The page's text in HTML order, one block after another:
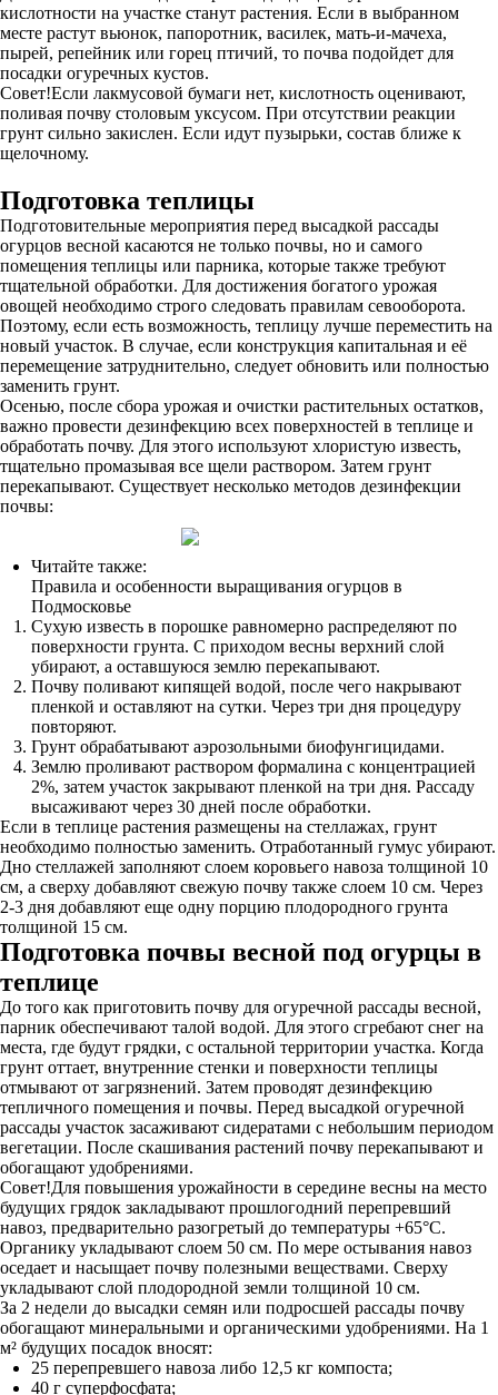
кислотности на участке станут растения. Если в выбранном
месте растут вьюнок, папоротник, василек, мать-и-мачеха,
пырей, репейник или горец птичий, то почва подойдет для
посадки огуречных кустов.
Совет!Если лакмусовой бумаги нет, кислотность оценивают,
поливая почву столовым уксусом. При отсутствии реакции
грунт сильно закислен. Если идут пузырьки, состав ближе к
щелочному.
Подготовка теплицы
Подготовительные мероприятия перед высадкой рассады
огурцов весной касаются не только почвы, но и самого
помещения теплицы или парника, которые также требуют
тщательной обработки. Для достижения богатого урожая
овощей необходимо строго следовать правилам севооборота.
Поэтому, если есть возможность, теплицу лучше переместить на
новый участок. В случае, если конструкция капитальная и её
перемещение затруднительно, следует обновить или полностью
заменить грунт.
Осенью, после сбора урожая и очистки растительных остатков,
важно провести дезинфекцию всех поверхностей в теплице и
обработать почву. Для этого используют хлористую известь,
тщательно промазывая все щели раствором. Затем грунт
перекапывают. Существует несколько методов дезинфекции
почвы:
Читайте также:
Правила и особенности выращивания огурцов в
Подмосковье
Сухую известь в порошке равномерно распределяют по
поверхности грунта. С приходом весны верхний слой
убирают, а оставшуюся землю перекапывают.
Почву поливают кипящей водой, после чего накрывают
пленкой и оставляют на сутки. Через три дня процедуру
повторяют.
Грунт обрабатывают аэрозольными биофунгицидами.
Землю проливают раствором формалина с концентрацией
2%, затем участок закрывают пленкой на три дня. Рассаду
высаживают через 30 дней после обработки.
Если в теплице растения размещены на стеллажах, грунт
необходимо полностью заменить. Отработанный гумус убирают.
Дно стеллажей заполняют слоем коровьего навоза толщиной 10
см, а сверху добавляют свежую почву также слоем 10 см. Через
2-3 дня добавляют еще одну порцию плодородного грунта
толщиной 15 см.
Подготовка почвы весной под огурцы в
теплице
До того как приготовить почву для огуречной рассады весной,
парник обеспечивают талой водой. Для этого сгребают снег на
места, где будут грядки, с остальной территории участка. Когда
грунт оттает, внутренние стенки и поверхности теплицы
отмывают от загрязнений. Затем проводят дезинфекцию
тепличного помещения и почвы. Перед высадкой огуречной
рассады участок засаживают сидератами с небольшим периодом
вегетации. После скашивания растений почву перекапывают и
обогащают удобрениями.
Совет!Для повышения урожайности в середине весны на место
будущих грядок закладывают прошлогодний перепревший
навоз, предварительно разогретый до температуры +65°С.
Органику укладывают слоем 50 см. По мере остывания навоз
оседает и насыщает почву полезными веществами. Сверху
укладывают слой плодородной земли толщиной 10 см.
За 2 недели до высадки семян или подросшей рассады почву
обогащают минеральными и органическими удобрениями. На 1
м² будущих посадок вносят:
25 перепревшего навоза либо 12,5 кг компоста;
40 г суперфосфата;